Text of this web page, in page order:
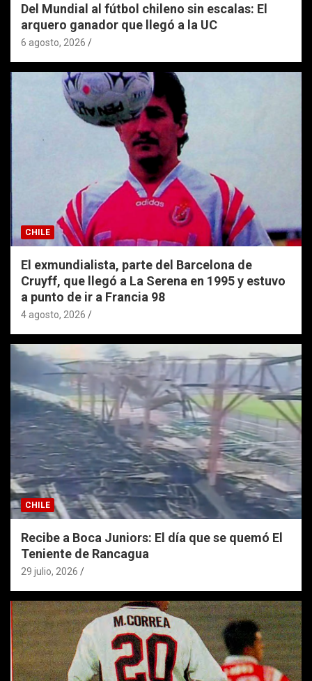
Del Mundial al fútbol chileno sin escalas: El
arquero ganador que llegó a la UC
6 agosto, 2026
CHILE
El exmundialista, parte del Barcelona de
Cruyff, que llegó a La Serena en 1995 y estuvo
a punto de ir a Francia 98
4 agosto, 2026
CHILE
Recibe a Boca Juniors: El día que se quemó El
Teniente de Rancagua
29 julio, 2026